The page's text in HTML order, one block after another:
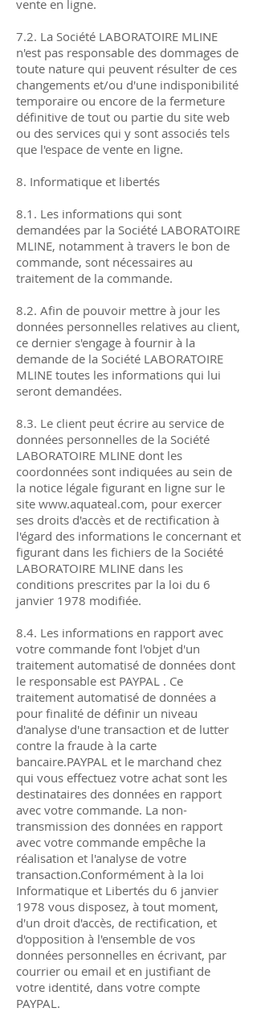
vente en ligne.
7.2. La Société LABORATOIRE MLINE
n'est pas responsable des dommages de
toute nature qui peuvent résulter de ces
changements et/ou d'une indisponibilité
temporaire ou encore de la fermeture
définitive de tout ou partie du site web
ou des services qui y sont associés tels
que l'espace de vente en ligne.
8. Informatique et libertés
8.1. Les informations qui sont
demandées par la Société LABORATOIRE
MLINE, notamment à travers le bon de
commande, sont nécessaires au
traitement de la commande.
8.2. Afin de pouvoir mettre à jour les
données personnelles relatives au client,
ce dernier s'engage à fournir à la
demande de la Société LABORATOIRE
MLINE toutes les informations qui lui
seront demandées.
8.3. Le client peut écrire au service de
données personnelles de la Société
LABORATOIRE MLINE dont les
coordonnées sont indiquées au sein de
la notice légale figurant en ligne sur le
site www.aquateal.com, pour exercer
ses droits d'accès et de rectification à
l'égard des informations le concernant et
figurant dans les fichiers de la Société
LABORATOIRE MLINE dans les
conditions prescrites par la loi du 6
janvier 1978 modifiée.
8.4. Les informations en rapport avec
votre commande font l'objet d'un
traitement automatisé de données dont
le responsable est PAYPAL . Ce
traitement automatisé de données a
pour finalité de définir un niveau
d'analyse d'une transaction et de lutter
contre la fraude à la carte
bancaire.PAYPAL et le marchand chez
qui vous effectuez votre achat sont les
destinataires des données en rapport
avec votre commande. La non-
transmission des données en rapport
avec votre commande empêche la
réalisation et l'analyse de votre
transaction.Conformément à la loi
Informatique et Libertés du 6 janvier
1978 vous disposez, à tout moment,
d'un droit d'accès, de rectification, et
d'opposition à l'ensemble de vos
données personnelles en écrivant, par
courrier ou email et en justifiant de
votre identité, dans votre compte
PAYPAL.